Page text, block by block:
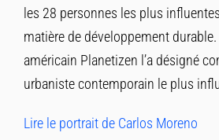
les 28 personnes les plus
matière de développement
américain Planetizen l’a désigné
urbaniste contemporain le plus
Lire le portrait de Carlos Moreno